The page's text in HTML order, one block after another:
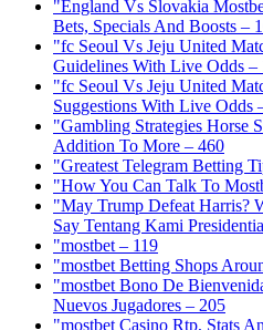
"England Vs Slovakia
Bets, Specials And Boosts –
"fc Seoul Vs Jeju United
Guidelines With Live Odds –
"fc Seoul Vs Jeju United
Suggestions With Live Odds
"Gambling Strategies Horse
Addition To More – 460
"Greatest Telegram Betting
"How You Can Talk To
"May Trump Defeat Harris?
Say Tentang Kami
"mostbet – 119
"mostbet Betting Shops
"mostbet Bono De
Nuevos Jugadores – 205
"mostbet Casino Rtp, Stats